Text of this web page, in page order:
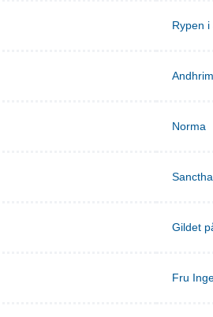
Rypen
Norma
Gildet
Fru